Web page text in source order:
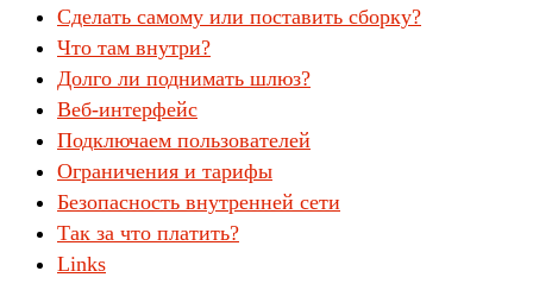
Сделать самому или поставить сборку?
Что там внутри?
Долго ли поднимать шлюз?
Веб-интерфейс
Подключаем пользователей
Ограничения и тарифы
Безопасность внутренней сети
Так за что платить?
Links